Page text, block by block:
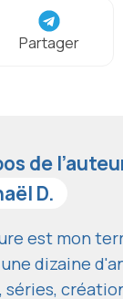
Partager
de
D.
est mon
dizaine
séries,